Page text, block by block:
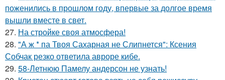
поженились в прошлом году, впервые за долгое время
вышли вместе в свет.
27. На стройке своя атмосфера!
28. "А ж * па Твоя Сахарная не Слипнется": Ксения
Собчак резко ответила авроре кибе.
29. 58-Летнюю Памелу андерсон не узнать!